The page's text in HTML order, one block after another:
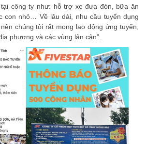
công ty như: hỗ trợ xe đưa đón, bữa ăn
con nhỏ… Về lâu dài, nhu cầu tuyển dụng
chúng tôi rất mong lao động ứng tuyển,
phương và các vùng lân cận”.